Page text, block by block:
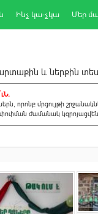
Ինչ կա-չկա Մեր
և ներքին
որոնք մրցույթի
ժամանակ